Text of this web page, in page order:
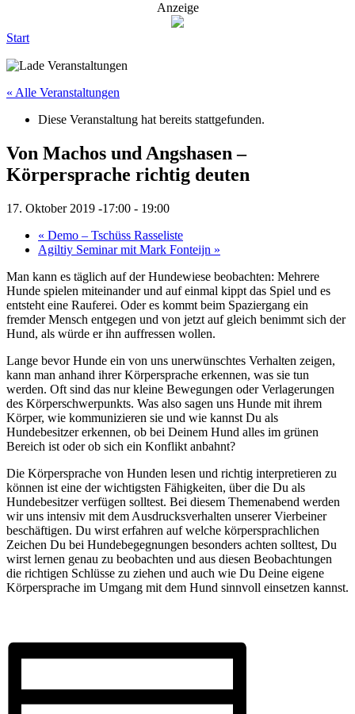
Anzeige
Start
« Alle Veranstaltungen
Diese Veranstaltung hat bereits stattgefunden.
Von Machos und Angshasen –
Körpersprache richtig deuten
17. Oktober 2019 -17:00 - 19:00
« Demo – Tschüss Rasseliste
Agiltiy Seminar mit Mark Fonteijn »
Man kann es täglich auf der Hundewiese beobachten: Mehrere
Hunde spielen miteinander und auf einmal kippt das Spiel und es
entsteht eine Rauferei. Oder es kommt beim Spaziergang ein
fremder Mensch entgegen und von jetzt auf gleich benimmt sich der
Hund, als würde er ihn auffressen wollen.
Lange bevor Hunde ein von uns unerwünschtes Verhalten zeigen,
kann man anhand ihrer Körpersprache erkennen, was sie tun
werden. Oft sind das nur kleine Bewegungen oder Verlagerungen
des Körperschwerpunkts. Was also sagen uns Hunde mit ihrem
Körper, wie kommunizieren sie und wie kannst Du als
Hundebesitzer erkennen, ob bei Deinem Hund alles im grünen
Bereich ist oder ob sich ein Konflikt anbahnt?
Die Körpersprache von Hunden lesen und richtig interpretieren zu
können ist eine der wichtigsten Fähigkeiten, über die Du als
Hundebesitzer verfügen solltest. Bei diesem Themenabend werden
wir uns intensiv mit dem Ausdrucksverhalten unserer Vierbeiner
beschäftigen. Du wirst erfahren auf welche körpersprachlichen
Zeichen Du bei Hundebegegnungen besonders achten solltest, Du
wirst lernen genau zu beobachten und aus diesen Beobachtungen
die richtigen Schlüsse zu ziehen und auch wie Du Deine eigene
Körpersprache im Umgang mit dem Hund sinnvoll einsetzen kannst.